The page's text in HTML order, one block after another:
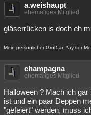
a.weishaupt
ehemaliges Mitglied
gläserrücken is doch eh
Mein persönlicher Gruß an *ay,der
champagna
ehemaliges Mitglied
Halloween ? Mach ich
ist und ein paar Deppen
"gefeiert" werden, muss